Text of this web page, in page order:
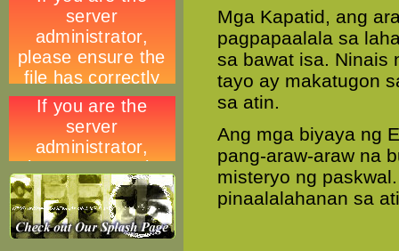
Mga Kapatid, ang
pagpapaalala sa
sa bawat isa. Ninais
tayo ay makatugon
sa atin.
Ang mga biyaya ng
pang-araw-araw na
misteryo ng
pinaalalahanan sa